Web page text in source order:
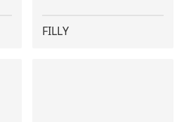
FILLY